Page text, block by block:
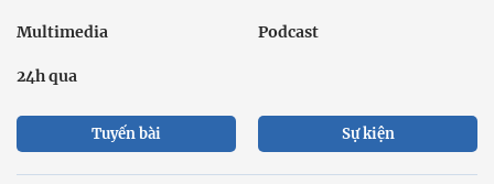
Multimedia Podcast
24h qua
Tuyến bài Sự kiện